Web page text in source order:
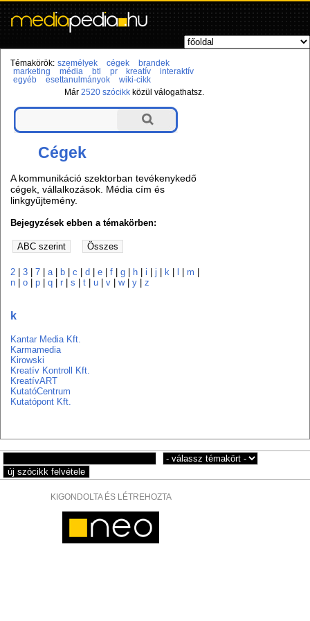
Témakörök: személyek cégek
brandek
marketing
média btl pr kreatív
interaktív
egyéb
esettanulmányok
wiki-cikk
Már2520 szócikk közül válogathatsz.
Cégek
A kommunikáció szektorban tevékenykedő
cégek, vállalkozások. Média cím és
linkgyűjtemény.
Bejegyzések ebben a témakörben:
2 |3 |7 |a| b |c |d |e |f |g h |i |j k |m
n |o |p |q |r |s |t |u |v |w|y |z
k
Kantar Media Kft.
Karmamedia
Kirowski
Kreatív Kontroll Kft.
KreatívART
KutatóCentrum
Kutatópont Kft.
KIGONDOLTA ÉS LÉTREHOZTA